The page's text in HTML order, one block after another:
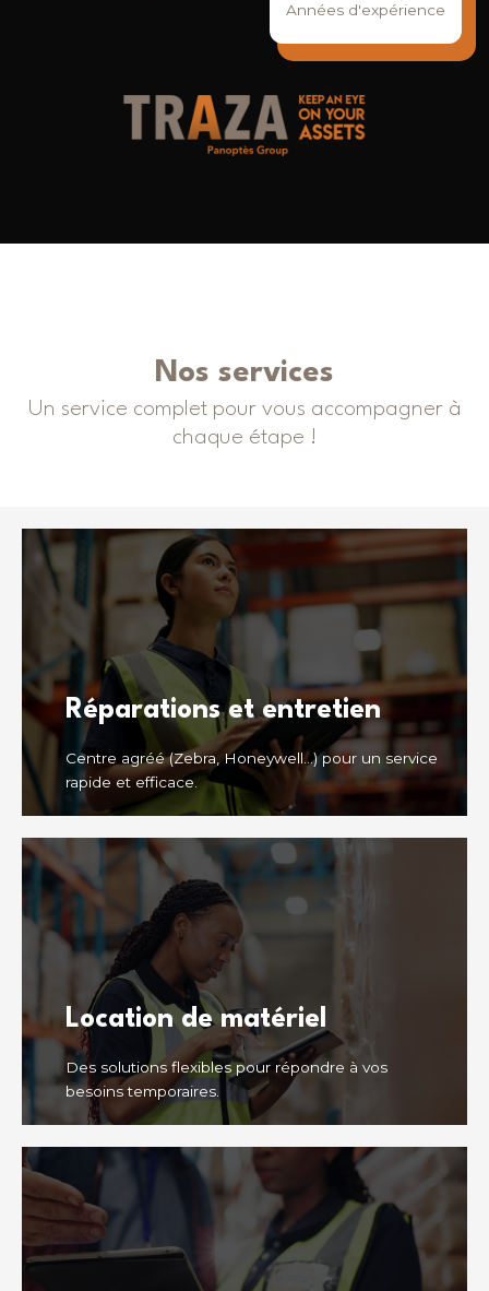
Années d'expérience
Nos services
Un service complet pour vous accompagner à
chaque étape !
Réparations et entretien
Centre agréé (Zebra, Honeywell…) pour un service
rapide et efficace.
Location de matériel
Des solutions flexibles pour répondre à vos
besoins temporaires.